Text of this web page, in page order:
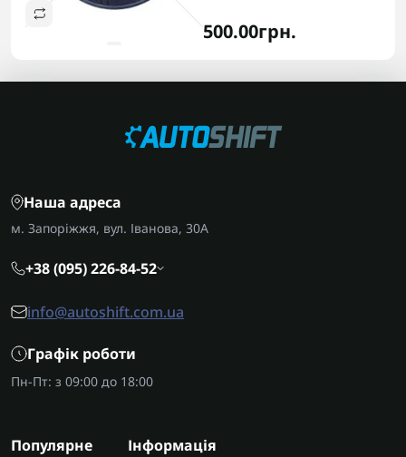
500.00грн.
Наша адреса
м. Запоріжжя, вул. Іванова, 30А
+38 (095) 226-84-52
info@autoshift.com.ua
Графік роботи
Пн-Пт: з 09:00 до 18:00
Популярне Інформація